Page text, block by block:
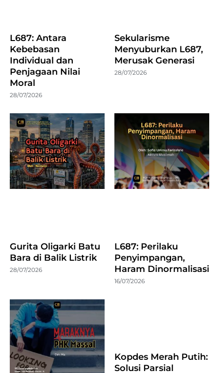
L687: Antara
Kebebasan
Individual dan
Penjagaan Nilai
Moral
28/07/2026
Sekularisme
Menyuburkan L687,
Merusak Generasi
28/07/2026
Gurita Oligarki Batu
Bara di Balik Listrik
28/07/2026
L687: Perilaku
Penyimpangan,
Haram Dinormalisasi
16/07/2026
Kopdes Merah Putih:
Solusi Parsial